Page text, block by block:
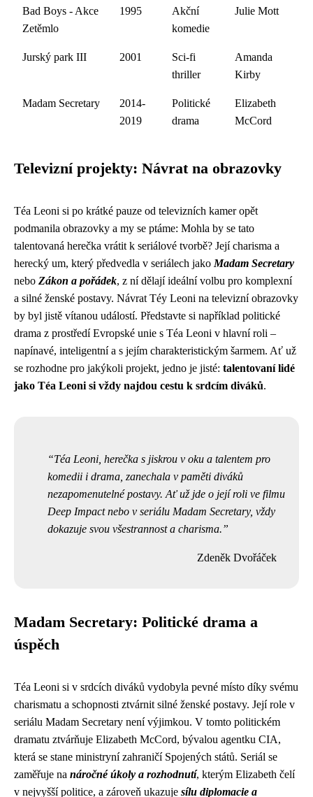
Bad Boys - Akce
Zetěmlo
1995
Akční
komedie
Julie Mott
Jurský park III 2001
Sci-fi
thriller
Amanda
Kirby
Madam Secretary
2014-
2019
Politické
drama
Elizabeth
McCord
Televizní projekty: Návrat na obrazovky
Téa Leoni si po krátké pauze od televizních kamer opět
podmanila obrazovky a my se ptáme: Mohla by se tato
talentovaná herečka vrátit k seriálové tvorbě? Její charisma a
herecký um, který předvedla v seriálech jakoMadam Secretary
nebo Zákon a pořádek, z ní dělají ideální volbu pro komplexní
a silné ženské postavy. Návrat Téy Leoni na televizní obrazovky
by byl jistě vítanou událostí. Představte si například politické
drama z prostředí Evropské unie s Téa Leoni v hlavní roli –
napínavé, inteligentní a s jejím charakteristickým šarmem. Ať už
se rozhodne pro jakýkoli projekt, jedno je jisté: talentovaní lidé
jako Téa Leoni si vždy najdou cestu k srdcím diváků.
Téa Leoni, herečka s jiskrou v oku a talentem pro
komedii i drama, zanechala v paměti diváků
nezapomenutelné postavy. Ať už jde o její roli ve filmu
Deep Impact nebo v seriálu Madam Secretary, vždy
dokazuje svou všestrannost a charisma.
Zdeněk Dvořáček
Madam Secretary: Politické drama a
úspěch
Téa Leoni si v srdcích diváků vydobyla pevné místo díky svému
charismatu a schopnosti ztvárnit silné ženské postavy. Její role v
seriálu Madam Secretary není výjimkou. V tomto politickém
dramatu ztvárňuje Elizabeth McCord, bývalou agentku CIA,
která se stane ministryní zahraničí Spojených států. Seriál se
zaměřuje na náročné úkoly a rozhodnutí, kterým Elizabeth čelí
v nejvyšší politice, a zároveň ukazuje sílu diplomacie a